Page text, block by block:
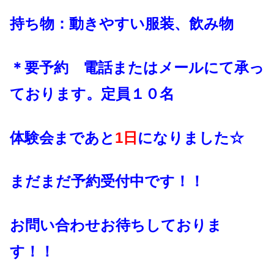
持ち物：動きやすい服装、飲み物
＊要予約 電話またはメールにて承っ
ております。定員１０名
体験会まであと 1 日 になりました☆
まだまだ予約受付中です！！
お問い合わせお待ちしておりま
す！！